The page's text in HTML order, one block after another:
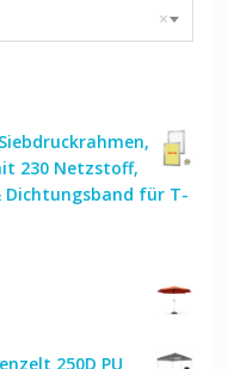
×
230 Netzstoff,
Dichtungsband für T-
250D PU